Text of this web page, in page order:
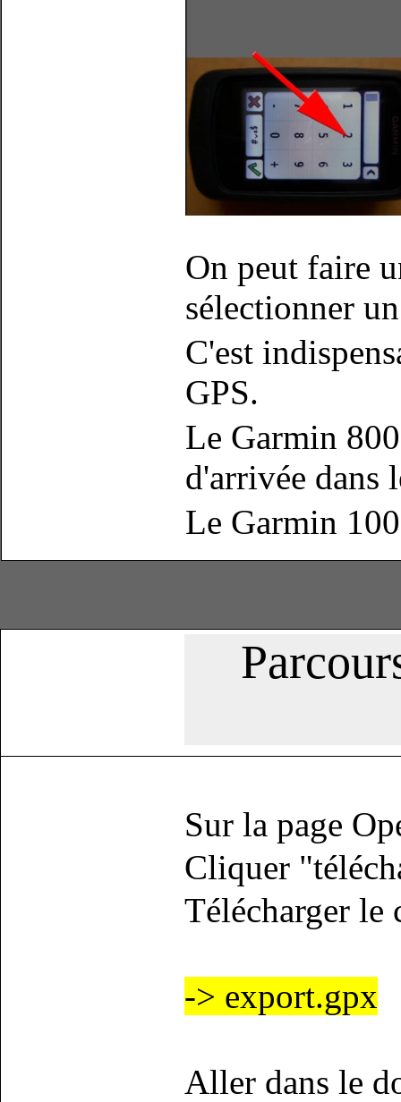
On peut faire
sélectionner
C'est
GPS.
Le Garmin
d'arrivée dans
Le Garmin
Sur la page
Cliquer
Télécharger le
-> export.gpx
Aller dans le